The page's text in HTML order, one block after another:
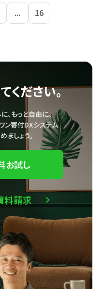
... 16
ください。
、もっと自由に。
ン寄付DXシステム
ましょう。
お試し
料請求